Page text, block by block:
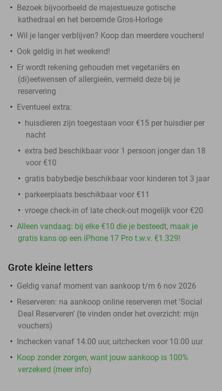
Bezoek bijvoorbeeld de majestueuze gotische
kathedraal en het beroemde Gros-Horloge
Wil je langer verblijven? Koop dan meerdere vouchers!
Ook geldig in het weekend!
Er wordt rekening gehouden met vegetariërs en
(di)eetwensen of allergieën, vermeld deze bij je
reservering
Eventueel extra:
huisdieren zijn toegestaan voor €15 per huisdier per
nacht
extra bed beschikbaar voor 1 persoon jonger dan 18
voor €10
gratis babybedje beschikbaar voor kinderen tot 3 jaar
parkeerplaats beschikbaar voor €11
vroege check-in of late check-out mogelijk voor €20
Alleen vandaag: bij elke €10 die je besteedt, maak je
gratis kans op een iPhone 17 Pro t.w.v. €1.329!
Grote kleine letters
Geldig vanaf moment van aankoop t/m 6 nov 2026
Reserveren: na aankoop online reserveren met 'Social
Deal Reserveren' (te vinden onder het overzicht: mijn
vouchers)
Inchecken vanaf 14.00 uur, uitchecken voor 10.00 uur
Koop zonder zorgen, want jouw aankoop is 100%
verzekerd (meer info)